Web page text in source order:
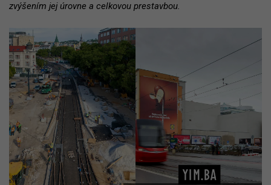
zvýšením jej úrovne a celkovou prestavbou.